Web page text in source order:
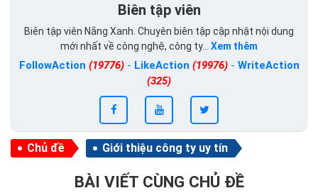
Biên tập viên
Biên tập viên Nắng Xanh. Chuyên biên tập cập nhật nội dung
mới nhất về công nghệ, công ty... Xem thêm
FollowAction (19776)- LikeAction (19976)- WriteAction
(325)
Chủ đề Giới thiệu công ty uy tín
BÀI VIẾT CÙNG CHỦ ĐỀ